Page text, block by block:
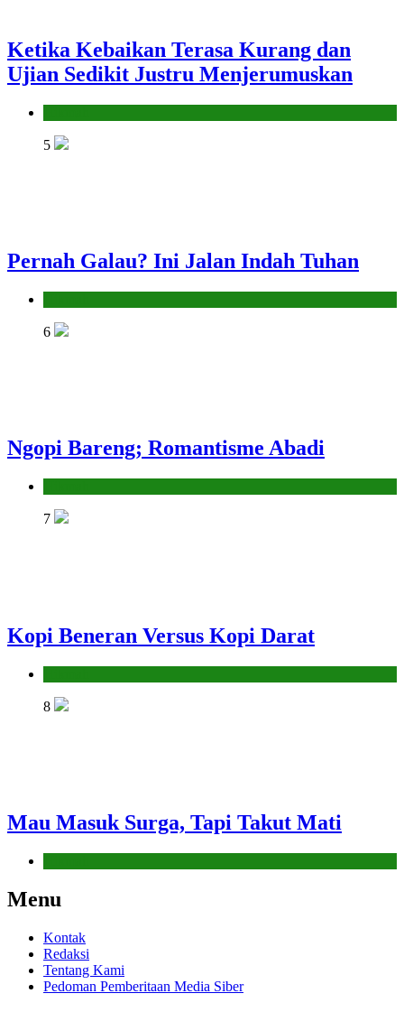
Ketika Kebaikan Terasa Kurang dan
Ujian Sedikit Justru Menjerumuskan
5
Pernah Galau? Ini Jalan Indah Tuhan
6
Ngopi Bareng; Romantisme Abadi
7
Kopi Beneran Versus Kopi Darat
8
Mau Masuk Surga, Tapi Takut Mati
Menu
Kontak
Redaksi
Tentang Kami
Pedoman Pemberitaan Media Siber